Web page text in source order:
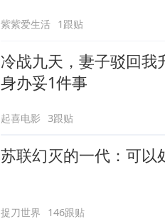
紫紫爱生活 1跟贴
冷战九天，妻子驳回我
身办妥1件事
起喜电影 3跟贴
苏联幻灭的一代：可以
捉刀世界 146跟贴